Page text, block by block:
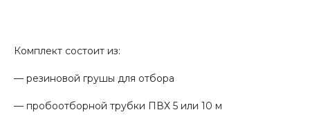
Комплект состоит из:
— резиновой грушы для отбора
— пробоотборной трубки ПВХ 5 или 10 м